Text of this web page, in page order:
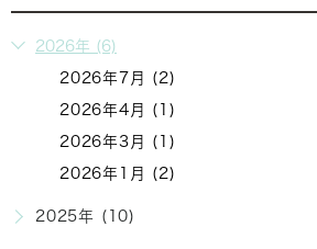
2026年 (6)
2026年7月 (2)
2026年4月 (1)
2026年3月 (1)
2026年1月 (2)
2025年 (10)